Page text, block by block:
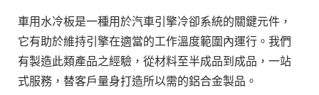
車用水冷板是一種用於汽車引擎冷卻系統的關鍵元件，
它有助於維持引擎在適當的工作溫度範圍內運行。我們
有製造此類產品之經驗，從材料至半成品到成品，一站
式服務，替客戶量身打造所以需的鋁合金製品。